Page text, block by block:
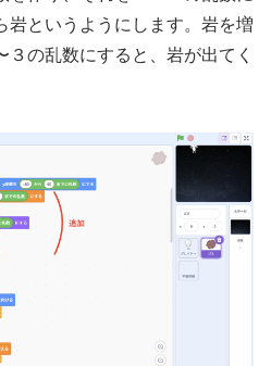
岩というようにします。岩を増
の乱数にすると、岩が出てく